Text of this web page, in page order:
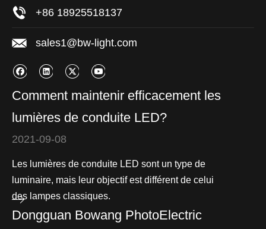
+86 18925518137
sales1@bw-light.com
Comment maintenir efficacement les
lumières de conduite LED?
2021-09-08
Les lumières de conduite LED sont un type de
luminaire, mais leur objectif est différent de celui
des lampes classiques.
Dongguan Bowang PhotoElectric